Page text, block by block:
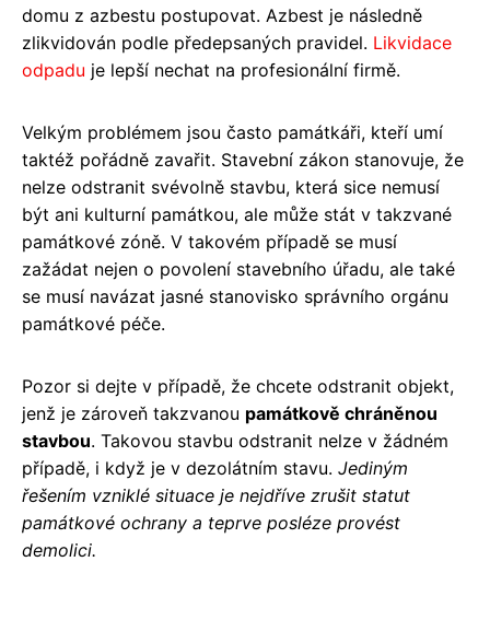
domu z azbestu postupovat. Azbest je následně
zlikvidován podle předepsaných pravidel. Likvidace
odpadu je lepší nechat na profesionální firmě.
Velkým problémem jsou často památkáři, kteří umí
taktéž pořádně zavařit. Stavební zákon stanovuje, že
nelze odstranit svévolně stavbu, která sice nemusí
být ani kulturní památkou, ale může stát v takzvané
památkové zóně. V takovém případě se musí
zažádat nejen o povolení stavebního úřadu, ale také
se musí navázat jasné stanovisko správního orgánu
památkové péče.
Pozor si dejte v případě, že chcete odstranit objekt,
jenž je zároveň takzvanou památkově chráněnou
stavbou. Takovou stavbu odstranit nelze v žádném
případě, i když je v dezolátním stavu. Jediným
řešením vzniklé situace je nejdříve zrušit statut
památkové ochrany a teprve posléze provést
demolici.